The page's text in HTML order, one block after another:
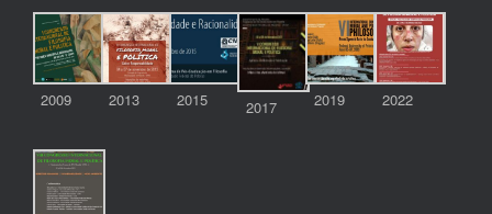
2009 2013 2015 2017 2019 2022